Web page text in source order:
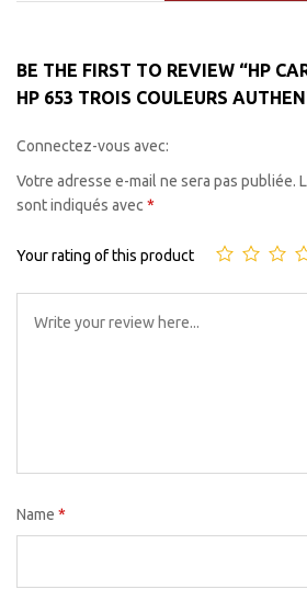
BE THE FIRST TO REVIEW “HP
HP 653 TROIS COULEURS
Connectez-vous avec:
Votre adresse e-mail ne sera pas publiée.
sont indiqués avec *
Your rating of this product
Name *